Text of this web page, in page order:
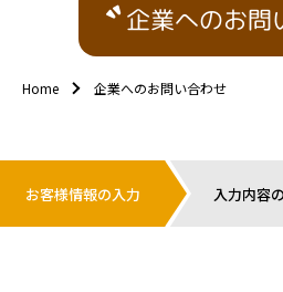
企業へのお問
Home 企業へのお問い合わせ
お客様情報の入力 入力内容